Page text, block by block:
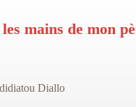
mains de mon
Diallo